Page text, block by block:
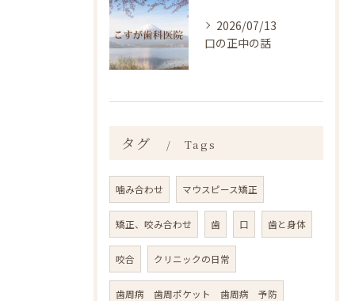
2026/07/13
口の正中の話
タグ Tags
噛み合わせ マウスピース矯正
矯正、咬み合わせ 歯 口 歯と身体
咬合 クリニックの日常
歯周病 歯周ポケット 歯周病 予防